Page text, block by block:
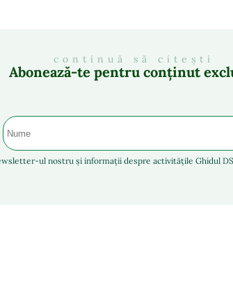
continuă să citești
Abonează-te pentru conținut
ul nostru și informații despre activitățile Ghidul